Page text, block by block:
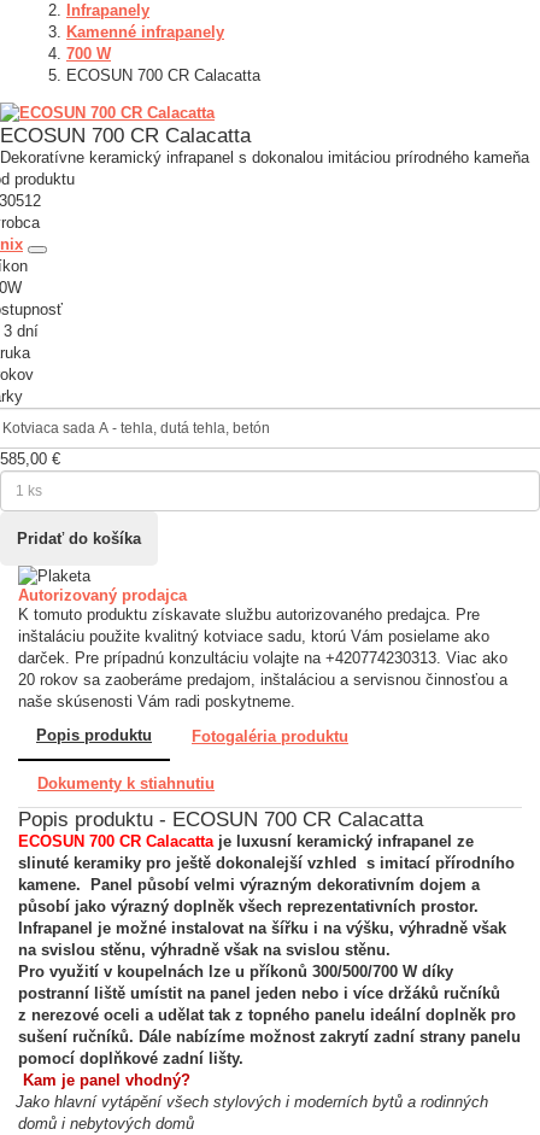
Infrapanely
Kamenné infrapanely
700 W
ECOSUN 700 CR Calacatta
ECOSUN 700 CR Calacatta
Dekoratívne keramický infrapanel s dokonalou imitáciou prírodného kameňa
produktu
3 dní
585,00 €
Autorizovaný prodajca
K tomuto produktu získavate službu autorizovaného predajca. Pre
inštaláciu použite kvalitný kotviace sadu, ktorú Vám posielame ako
darček. Pre prípadnú konzultáciu volajte na +420774230313. Viac ako
20 rokov sa zaoberáme predajom, inštaláciou a servisnou činnosťou a
naše skúsenosti Vám radi poskytneme.
Popis produktu
Fotogaléria produktu
Dokumenty k stiahnutiu
Popis produktu - ECOSUN 700 CR Calacatta
ECOSUN 700 CR Calacatta je luxusní keramický infrapanel ze
slinuté keramiky pro ještě dokonalejší vzhled s imitací přírodního
kamene. Panel působí velmi výrazným dekorativním dojem a
působí jako výrazný doplněk všech reprezentativních prostor.
Infrapanel je možné instalovat na šířku i na výšku, výhradně však
na svislou stěnu, výhradně však na svislou stěnu.
Pro využití v koupelnách lze u příkonů 300/500/700 W díky
postranní liště umístit na panel jeden nebo i více držáků ručníků
z nerezové oceli a udělat tak z topného panelu ideální doplněk pro
sušení ručníků. Dále nabízíme možnost zakrytí zadní strany panelu
pomocí doplňkové zadní lišty.
Kam je panel vhodný?
Jako hlavní vytápění všech stylových i moderních bytů a rodinných
domů i nebytových domů